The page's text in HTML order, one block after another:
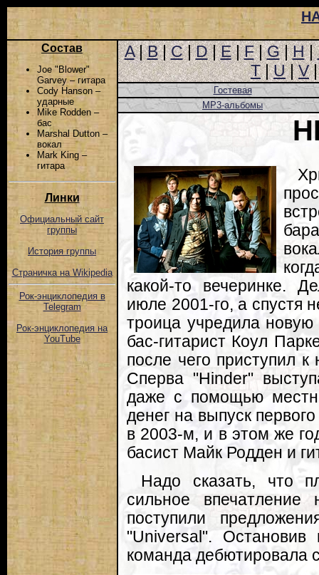
Состав
Joe "Blower"
Garvey – гитара
Cody Hanson –
ударные
Mike Rodden –
бас
Marshal Dutton –
вокал
Mark King –
гитара
Линки
Официальный сайт
группы
История группы
Страничка на Wikipedia
Рок-энциклопедия в
Telegram
Рок-энциклопедия на
YouTube
A|B|C|D|E|F|G|H|
T|U|V
Гостевая
MP3-альбомы
какой-то вечеринке.
июле 2001-го, а спустя
троица учредила
бас-гитарист Коул
после чего приступил
Сперва "Hinder"
даже с помощью
денег на выпуск
в 2003-м, и в этом же
басист Майк Родден и
Надо сказать, что
сильное
поступили
"Universal".
команда дебютировала